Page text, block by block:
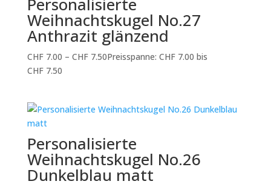
Weihnachtskugel No.27
Anthrazit glänzend
CHF7.00 – CHF7.50Preisspanne: CHF 7.00 bis
CHF 7.50
Personalisierte
Weihnachtskugel No.26
Dunkelblau matt